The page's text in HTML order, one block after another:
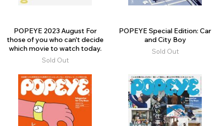
POPEYE 2023 August For
those of you who can't decide
which movie to watch today.
Sold Out
POPEYE Special Edition: Car
and City Boy
Sold Out